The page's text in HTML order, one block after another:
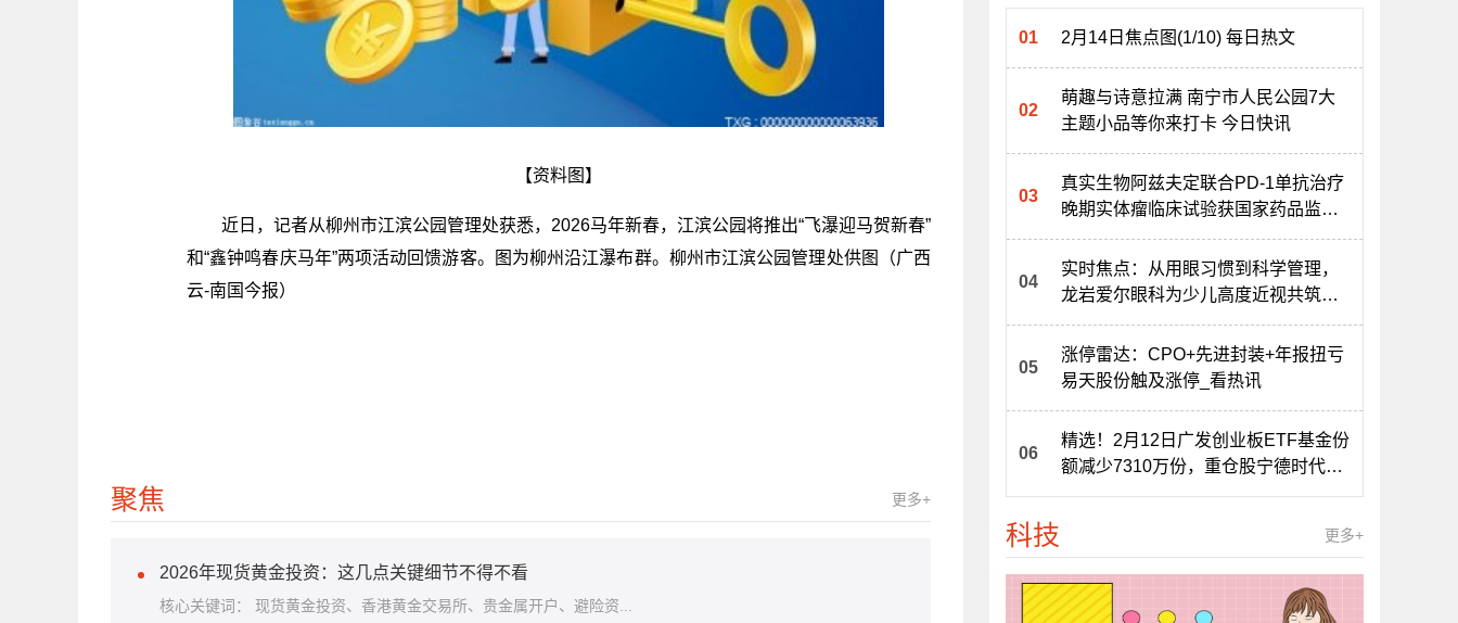
【资料图】
近日，记者从柳州市江滨公园管理处获悉，2026马年新春，江滨公园将推出“飞瀑迎马贺新春”
和“鑫钟鸣春庆马年”两项活动回馈游客。图为柳州沿江瀑布群。柳州市江滨公园管理处供图（广西
云-南国今报）
聚焦 更多+
2026年现货黄金投资：这几点关键细节不得不看
核心关键词： 现货黄金投资、香港黄金交易所、贵金属开户、避险资...
2月14日焦点图(1/10) 每日热文
萌趣与诗意拉满 南宁市人民公园7大
主题小品等你来打卡 今日快讯
真实生物阿兹夫定联合PD-1单抗治疗
晚期实体瘤临床试验获国家药品监督
管理局批准
实时焦点：从用眼习惯到科学管理，
龙岩爱尔眼科为少儿高度近视共筑防
线
涨停雷达：CPO+先进封装+年报扭亏
易天股份触及涨停_看热讯
精选！2月12日广发创业板ETF基金份
额减少7310万份，重仓股宁德时代、
中际旭创、新易盛
科技 更多+